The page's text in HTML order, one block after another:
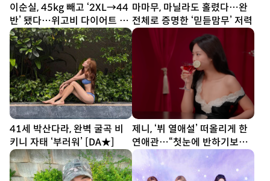
이순실, 45kg 빼고 ‘2XL→44
반’ 됐다…위고비 다이어트 결
과
마마무, 마닐라도 홀렸다…완
전체로 증명한 ‘믿듣맘무’ 저력
41세 박산다라, 완벽 굴곡 비
키니 자태 ‘부러워’ [DA★]
제니, ‘뷔 열애설’ 떠올리게 한
연애관…“첫눈에 반하기보다
친구부터” [SD톡톡]